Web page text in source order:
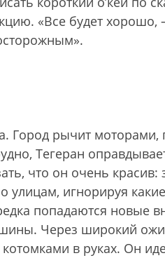
«Все будет
Город рычит моторами,
Тегеран
что он очень
улицам, игнорируя
попадаются новые
Через широкий
в руках. Он